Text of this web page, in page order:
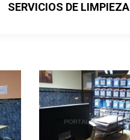
SERVICIOS DE LIMPIEZA